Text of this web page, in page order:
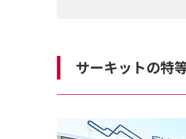
サーキットの特